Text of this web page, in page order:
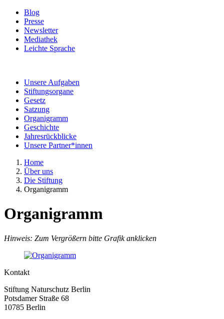
Blog
Presse
Newsletter
Mediathek
Leichte Sprache
Unsere Aufgaben
Stiftungsorgane
Gesetz
Satzung
Organigramm
Geschichte
Jahresrückblicke
Unsere Partner*innen
Home
Über uns
Die Stiftung
Organigramm
Organigramm
Hinweis: Zum Vergrößern bitte Grafik anklicken
Kontakt
Stiftung Naturschutz Berlin
Potsdamer Straße 68
10785 Berlin